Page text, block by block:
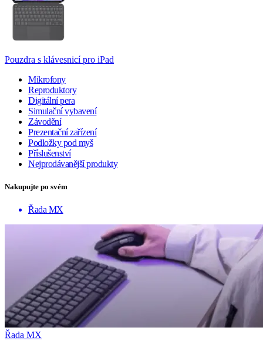
Pouzdra s klávesnicí pro iPad
Mikrofony
Reproduktory
Digitální pera
Simulační vybavení
Závodění
Prezentační zařízení
Podložky pod myš
Příslušenství
Nejprodávanější produkty
Nakupujte po svém
Řada MX
Řada MX